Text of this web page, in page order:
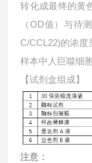
转化成最终的黄
（OD值）与待
C/CCL22)的浓
样本中 人巨噬细
【试剂盒组成】
注意：